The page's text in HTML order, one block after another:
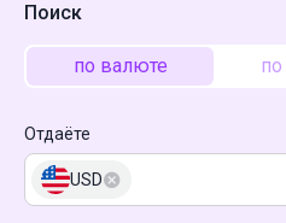
Поиск
по валюте
Отдаёте
USD